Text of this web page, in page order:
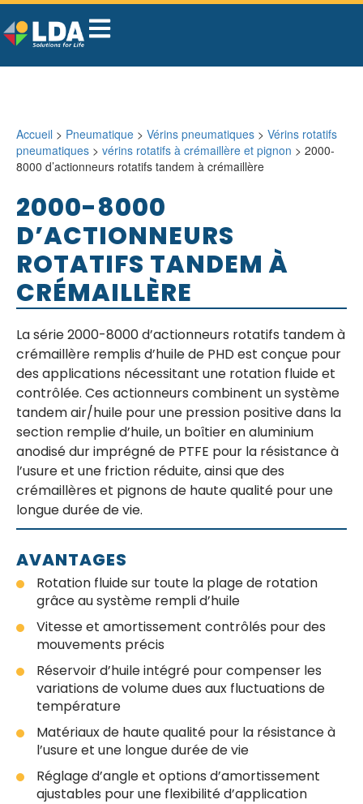
Accueil > Pneumatique > Vérins pneumatiques > Vérins rotatifs
pneumatiques > vérins rotatifs à crémaillère et pignon > 2000-
8000 d’actionneurs rotatifs tandem à crémaillère
2000-8000
D’ACTIONNEURS
ROTATIFS TANDEM À
CRÉMAILLÈRE
La série 2000-8000 d’actionneurs rotatifs tandem à
crémaillère remplis d’huile de PHD est conçue pour
des applications nécessitant une rotation fluide et
contrôlée. Ces actionneurs combinent un système
tandem air/huile pour une pression positive dans la
section remplie d’huile, un boîtier en aluminium
anodisé dur imprégné de PTFE pour la résistance à
l’usure et une friction réduite, ainsi que des
crémaillères et pignons de haute qualité pour une
longue durée de vie.
AVANTAGES
Rotation fluide sur toute la plage de rotation
grâce au système rempli d’huile
Vitesse et amortissement contrôlés pour des
mouvements précis
Réservoir d’huile intégré pour compenser les
variations de volume dues aux fluctuations de
température
Matériaux de haute qualité pour la résistance à
l’usure et une longue durée de vie
Réglage d’angle et options d’amortissement
ajustables pour une flexibilité d’application